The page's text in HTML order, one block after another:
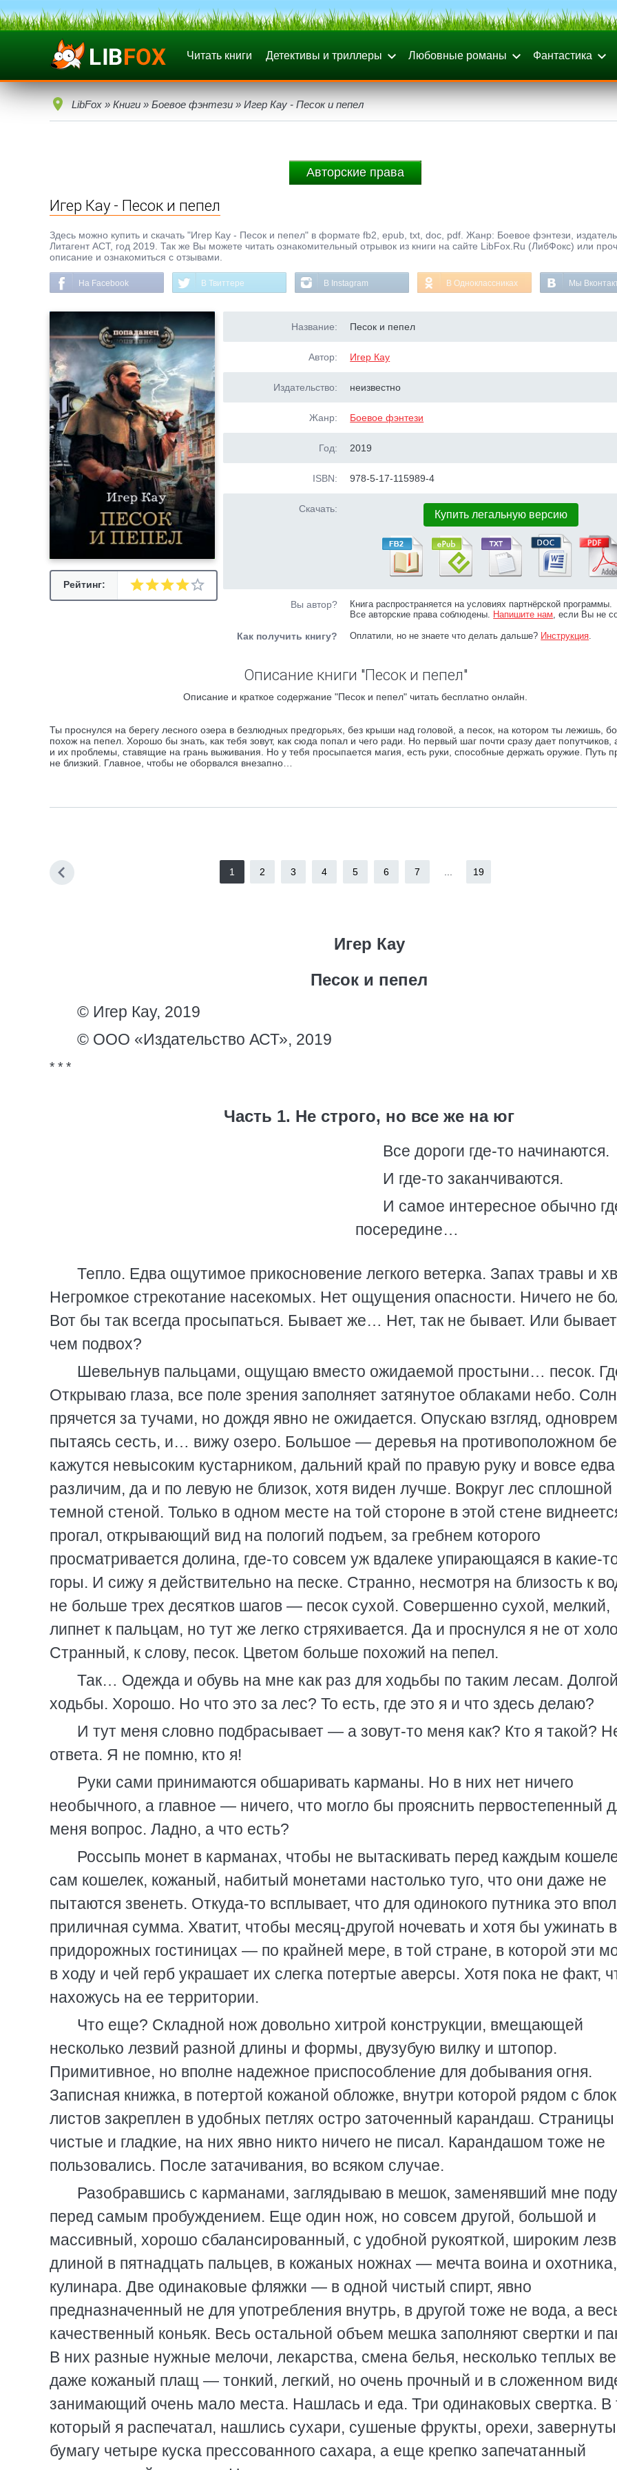
Читать книги Детективы и триллеры Любовные романы Фантастика
LibFox » Книги » Боевое фэнтези » Игер Кау - Песок и пепел
Авторские права
Игер Кау - Песок и пепел
Здесь можно купить и скачать "Игер Кау - Песок и пепел" в формате fb2, epub, txt, doc, pdf. Жанр: Боевое фэнтези,
Литагент АСТ, год 2019. Так же Вы можете читать ознакомительный отрывок из книги на сайте LibFox.Ru (ЛибФокс) или
описание и ознакомиться с отзывами.
На Facebook В Твиттере В Instagram В Одноклассниках Мы
Рейтинг:
Название: Песок и пепел
Автор: Игер Кау
Издательство: неизвестно
Жанр: Боевое фэнтези
Год: 2019
ISBN: 978-5-17-115989-4
Скачать: Купить легальную версию
Вы автор?
Книга распространяется на условиях партнёрской программы.
Все авторские права соблюдены. Напишите нам, если Вы не
Как получить книгу? Оплатили, но не знаете что делать дальше? Инструкция.
Описание книги "Песок и пепел"
Описание и краткое содержание "Песок и пепел" читать бесплатно онлайн.
Ты проснулся на берегу лесного озера в безлюдных предгорьях, без крыши над головой, а песок, на котором ты лежишь,
похож на пепел. Хорошо бы знать, как тебя зовут, как сюда попал и чего ради. Но первый шаг почти сразу дает попутчиков,
и их проблемы, ставящие на грань выживания. Но у тебя просыпается магия, есть руки, способные держать оружие. Путь
не близкий. Главное, чтобы не оборвался внезапно…
1 2 3 4 5 6 7 19
Игер Кау
Песок и пепел
© Игер Кау, 2019
© ООО «Издательство АСТ», 2019
* * *
Часть 1. Не строго, но все же на юг
Все дороги где-то начинаются.
И где-то заканчиваются.
И самое интересное обычно
посередине…
Тепло. Едва ощутимое прикосновение легкого ветерка. Запах травы и
Негромкое стрекотание насекомых. Нет ощущения опасности. Ничего не
Вот бы так всегда просыпаться. Бывает же… Нет, так не бывает. Или
чем подвох?
Шевельнув пальцами, ощущаю вместо ожидаемой простыни… песок.
Открываю глаза, все поле зрения заполняет затянутое облаками небо.
прячется за тучами, но дождя явно не ожидается. Опускаю взгляд,
пытаясь сесть, и… вижу озеро. Большое — деревья на противоположном
кажутся невысоким кустарником, дальний край по правую руку и вовсе едва
различим, да и по левую не близок, хотя виден лучше. Вокруг лес сплошной
темной стеной. Только в одном месте на той стороне в этой стене
прогал, открывающий вид на пологий подъем, за гребнем которого
просматривается долина, где-то совсем уж вдалеке упирающаяся в какие-
горы. И сижу я действительно на песке. Странно, несмотря на близость к
не больше трех десятков шагов — песок сухой. Совершенно сухой, мелкий,
липнет к пальцам, но тут же легко стряхивается. Да и проснулся я не от
Странный, к слову, песок. Цветом больше похожий на пепел.
Так… Одежда и обувь на мне как раз для ходьбы по таким лесам.
ходьбы. Хорошо. Но что это за лес? То есть, где это я и что здесь делаю?
И тут меня словно подбрасывает — а зовут-то меня как? Кто я такой?
ответа. Я не помню, кто я!
Руки сами принимаются обшаривать карманы. Но в них нет ничего
необычного, а главное — ничего, что могло бы прояснить первостепенный
меня вопрос. Ладно, а что есть?
Россыпь монет в карманах, чтобы не вытаскивать перед каждым
сам кошелек, кожаный, набитый монетами настолько туго, что они даже не
пытаются звенеть. Откуда-то всплывает, что для одинокого путника это
приличная сумма. Хватит, чтобы месяц-другой ночевать и хотя бы ужинать в
придорожных гостиницах — по крайней мере, в той стране, в которой эти
в ходу и чей герб украшает их слегка потертые аверсы. Хотя пока не факт,
нахожусь на ее территории.
Что еще? Складной нож довольно хитрой конструкции, вмещающей
несколько лезвий разной длины и формы, двузубую вилку и штопор.
Примитивное, но вполне надежное приспособление для добывания огня.
Записная книжка, в потертой кожаной обложке, внутри которой рядом с
листов закреплен в удобных петлях остро заточенный карандаш. Страницы
чистые и гладкие, на них явно никто ничего не писал. Карандашом тоже не
пользовались. После затачивания, во всяком случае.
Разобравшись с карманами, заглядываю в мешок, заменявший мне
перед самым пробуждением. Еще один нож, но совсем другой, большой и
массивный, хорошо сбалансированный, с удобной рукояткой, широким
длиной в пятнадцать пальцев, в кожаных ножнах — мечта воина и
кулинара. Две одинаковые фляжки — в одной чистый спирт, явно
предназначенный не для употребления внутрь, в другой тоже не вода, а
качественный коньяк. Весь остальной объем мешка заполняют свертки и
В них разные нужные мелочи, лекарства, смена белья, несколько теплых
даже кожаный плащ — тонкий, легкий, но очень прочный и в сложенном
занимающий очень мало места. Нашлась и еда. Три одинаковых свертка. В
который я распечатал, нашлись сухари, сушеные фрукты, орехи,
бумагу четыре куска прессованного сахара, а еще крепко запечатанный